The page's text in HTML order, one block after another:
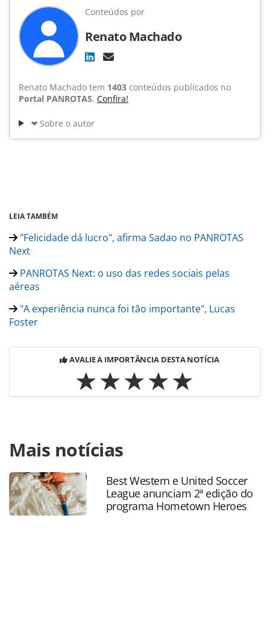
Conteúdos por
Renato Machado
Renato Machado tem 1403 conteúdos publicados no
Portal PANROTAS. Confira!
Sobre o autor
LEIA TAMBÉM
"Felicidade dá lucro", afirma Sadao no PANROTAS
Next
PANROTAS Next: o uso das redes sociais pelas
aéreas
"A experiência nunca foi tão importante", Lucas
Foster
AVALIE A IMPORTÂNCIA DESTA NOTÍCIA
https://www.panrotas.com.br/noticia-
turismo/eventos/2016/05/next-promove-debate-sobre-
conceitos-transformadores_125816.html ou as
ferramentas oferecidas na página. Todo o conteúdo
produzido pela PANROTAS Editora é protegido pela
legislação brasileira sobre direito autoral. Não reproduza o
Mais notícias
Best Western e United Soccer
League anunciam 2ª edição do
programa Hometown Heroes